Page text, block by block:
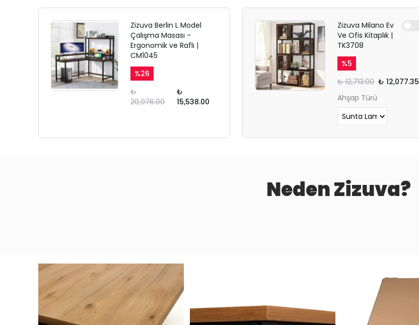
Zizuva Berlin L Model
Çalışma Masası -
Ergonomik ve Raflı |
CM1045
%26
₺
20,976.00
₺
15,538.00
Zizuva Milano Ev
Ve Ofis Kitaplık |
TK3708
%5
₺ 12,713.00 ₺ 12,077.35
Ahşap Türü
Neden Zizuva?